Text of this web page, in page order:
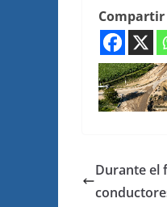
Compartir
Durante el